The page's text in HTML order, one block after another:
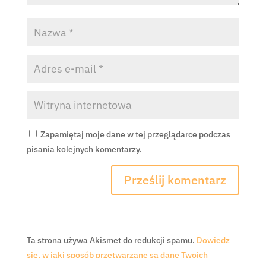
Zapamiętaj moje dane w tej przeglądarce podczas
pisania kolejnych komentarzy.
Ta strona używa Akismet do redukcji spamu. Dowiedz
się, w jaki sposób przetwarzane są dane Twoich